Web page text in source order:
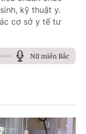
kỹ thuật y.
cơ sở y tế tư
Nữ miền Bắc